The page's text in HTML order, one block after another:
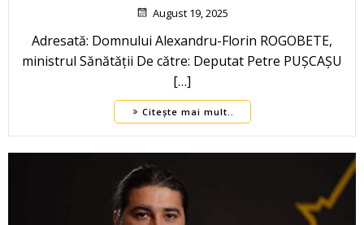
August 19, 2025
Adresată: Domnului Alexandru-Florin ROGOBETE,
ministrul Sănătății De către: Deputat Petre PUȘCAȘU
[…]
Citește mai mult..